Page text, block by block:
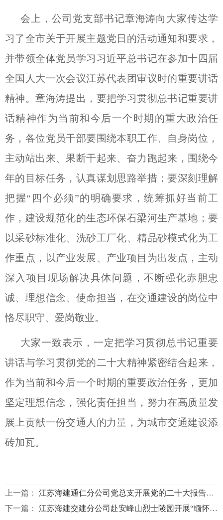
会上，公司党支部书记章海涛向大家传达学
习了全市关于开展主题党日的活动通知和要求，
并带领全体党员学习习近平总书记在参加十四届
全国人大一次会议江苏代表团审议时的重要讲话
精神。章海涛提出，要把学习贯彻总书记重要讲
话精神作为当前和今后一个时期的重大政治任
务，各位党员干部要围绕本职工作、自身岗位，
主动站出来、果断干起来、奋力跑起来，围绕今
年的目标任务，认真谋划思路举措；要深刻理解
把握“四个必须”的明确要求，统筹抓好当前工
作，建设规范化的生态环保石梁河生产基地；要
以采砂标准化、洗砂工厂化、精品砂模式化为工
作重点，以产业发展、产业项目为出发点，主动
深入项目现场解决具体问题，不断强化赤胆忠
诚、理想信念、使命担当，在交通建设的岗位中
恪尽职守、爱岗敬业。
大家一致表示，一定把学习贯彻总书记重要
讲话与学习贯彻党的二十大精神紧密结合起来，
作为当前和今后一个时期的重要政治任务，更加
坚定理想信念，强化责任担当，努力在高质量发
展上贡献一份交通人的力量，为城市交通建设添
砖加瓦。
上一篇： 江苏海建通仁分公司党总支开展党的二十大报告专题学习
下一篇： 江苏海建交建分公司赴安峰山烈士陵园开展“缅怀祭奠革命先烈”活动